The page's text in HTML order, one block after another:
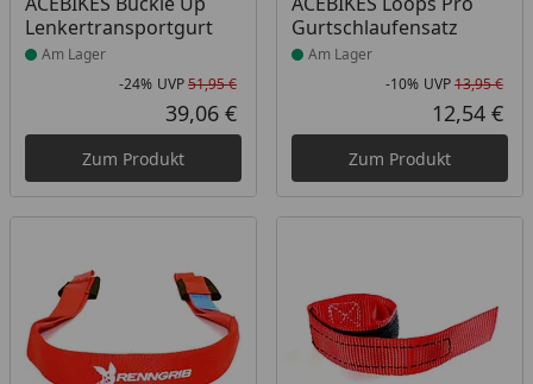
Lenkertransportgurt
Am Lager
Rabatt in Prozent
-24%
Ursprünglicher Preis
UVP51,95 €
Aktueller Preis
39,06 €
Zum Produkt
Gurtschlaufensatz
Am Lager
-10% UVP13,95 €
12,54 €
Zum Produkt